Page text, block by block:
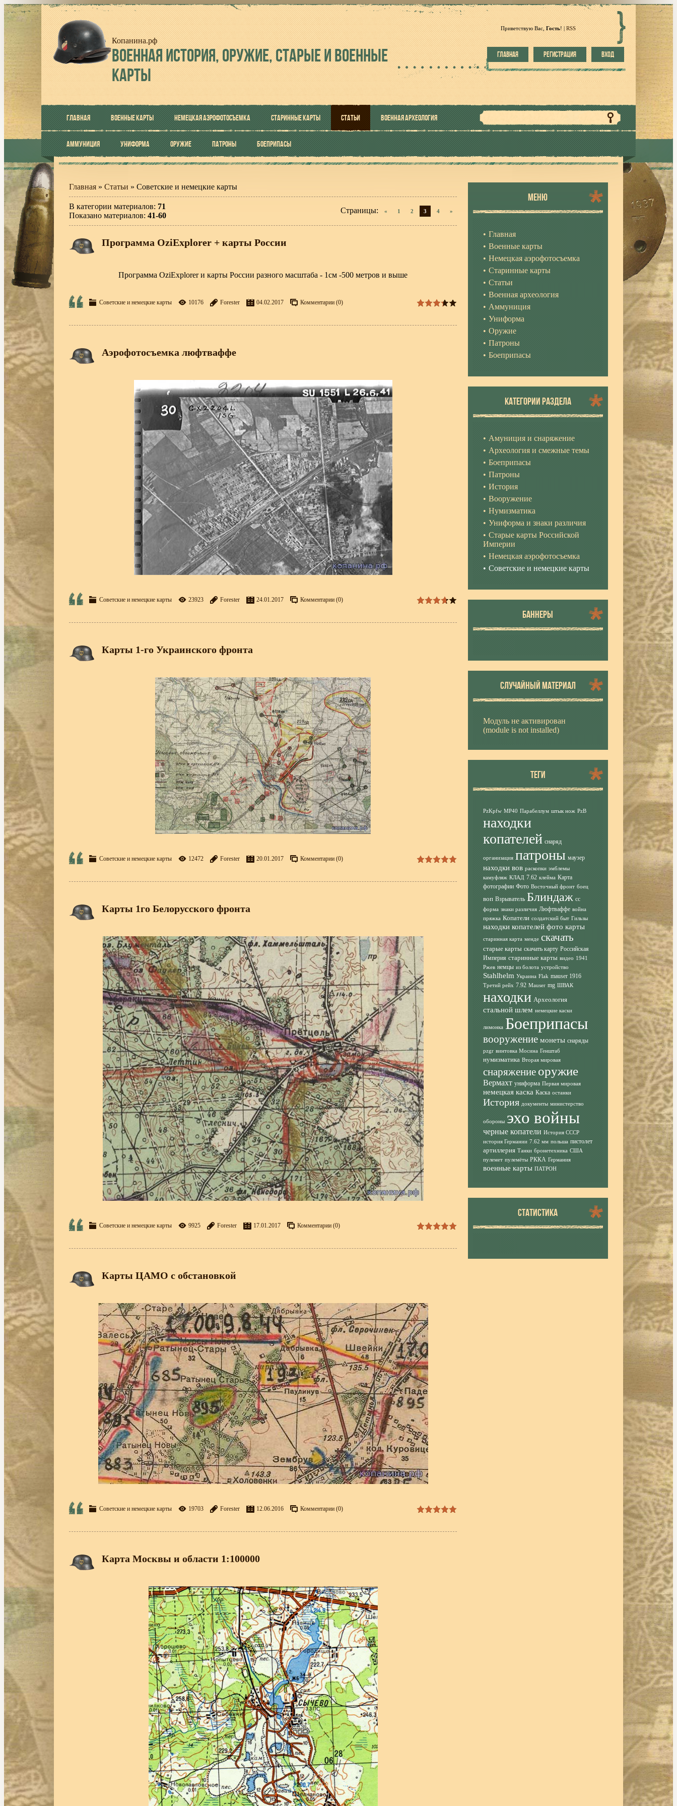
Копанина.рф
ВОЕННАЯИСТОРИЯ, ОРУЖИЕ, СТАРЫЕ И ВОЕННЫЕ
КАРТЫ
Приветствую Вас, Гость! RSS
ГЛАВНАЯ РЕГИСТРАЦИЯ ВХОД
ГЛАВНАЯ ВОЕННЫЕ КАРТЫ НЕМЕЦКАЯ АЭРОФОТОСЪЕМКА СТАРИННЫЕ КАРТЫ СТАТЬИ ВОЕННАЯ АРХЕОЛОГИЯ
АММУНИЦИЯ УНИФОРМА ОРУЖИЕ ПАТРОНЫ БОЕПРИПАСЫ
Главная » Статьи » Советские и немецкие карты
В категории материалов: 71
Показано материалов: 41-60
Страницы: « 1 2 3 4 »
Программа OziExplorer + карты России
Программа OziExplorer и карты России разного масштаба - 1см -500 метров и выше
Советские и немецкие карты 10176 Forester 04.02.2017 Комментарии (0)
Аэрофотосъемка люфтваффе
Советские и немецкие карты 23923 Forester 24.01.2017 Комментарии (0)
Карты 1-го Украинского фронта
Советские и немецкие карты 12472 Forester 20.01.2017 Комментарии (0)
Карты 1го Белорусского фронта
Советские и немецкие карты 9925 Forester 17.01.2017 Комментарии (0)
Карты ЦАМО с обстановкой
Советские и немецкие карты 19703 Forester 12.06.2016 Комментарии (0)
Карта Москвы и области 1:100000
МЕНЮ
Главная
Военные карты
Немецкая аэрофотосъемка
Старинные карты
Статьи
Военная археология
Аммуниция
Униформа
Оружие
Патроны
Боеприпасы
КАТЕГОРИИ РАЗДЕЛА
Амуниция и снаряжение
Археология и смежные темы
Боеприпасы
Патроны
История
Вооружение
Нумизматика
Униформа и знаки различия
Старые карты Российской
Империи
Немецкая аэрофотосъемка
Советские и немецкие карты
БАННЕРЫ
СЛУЧАЙНЫЙ МАТЕРИАЛ
Модуль не активирован
(module is not installed)
ТЕГИ
PzKpfw MP40 Парабеллум штык нож PzB
находки
копателей снаряд
организация патроны маузер
находки вов раскопки эмблемы
камуфляж КЛАД 7.62 клейма Карта
фотографии Фото Восточный фронт боец
воп Взрыватель Блиндаж сс
форма знаки различия Люфтваффе война
пряжка Копатели солдатский быт Гильзы
находки копателей фото карты
старинная карта менде скачать
старые карты скачать карту Российская
Империя старинные карты видео 1941
Ржев немцы из болота устройство
Stahlhelm Украина Flak mauser 1916
Третий рейх 7.92 Mauser mg ШВАК
находки Археология
стальной шлем немецкие каски
лимонка Боеприпасы
вооружение монеты снаряды
pzgr винтовка Мосина Генштаб
нумизматика Вторая мировая
снаряжение оружие
Вермахт униформа Первая мировая
немецкая каска Каска останки
История документы министерство
обороны эхо войны
черные копатели История СССР
история Германии 7.62 мм польша пистолет
артиллерия Танки бронетехника США
пулемет пулемёты РККА Германия
военные карты ПАТРОН
СТАТИСТИКА